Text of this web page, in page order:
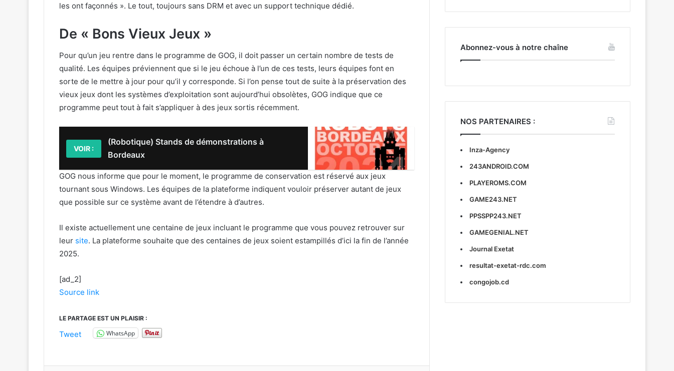
les ont façonnés ». Le tout, toujours sans DRM et avec un support technique dédié.
De « Bons Vieux Jeux »
Pour qu’un jeu rentre dans le programme de GOG, il doit passer un certain nombre de tests de
qualité. Les équipes préviennent que si le jeu échoue à l’un de ces tests, leurs équipes font en
sorte de le mettre à jour pour qu’il y corresponde. Si l’on pense tout de suite à la préservation des
vieux jeux dont les systèmes d’exploitation sont aujourd’hui obsolètes, GOG indique que ce
programme peut tout à fait s’appliquer à des jeux sortis récemment.
(Robotique) Stands de démonstrations à
Bordeaux
VOIR :
GOG nous informe que pour le moment, le programme de conservation est réservé aux jeux
tournant sous Windows. Les équipes de la plateforme indiquent vouloir préserver autant de jeux
que possible sur ce système avant de l’étendre à d’autres.
Il existe actuellement une centaine de jeux incluant le programme que vous pouvez retrouver sur
leur site. La plateforme souhaite que des centaines de jeux soient estampillés d’ici la fin de l’année
2025.
[ad_2]
Source link
LE PARTAGE EST UN PLAISIR :
Tweet WhatsApp
Abonnez-vous à notre chaîne
NOS PARTENAIRES :
Inza-Agency
243ANDROID.COM
PLAYEROMS.COM
GAME243.NET
PPSSPP243.NET
GAMEGENIAL.NET
Journal Exetat
resultat-exetat-rdc.com
congojob.cd